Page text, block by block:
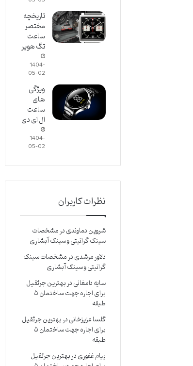
تاریخچه
مختصر
ساعت
تگ هویر
1404-
05-02
ویژگی
های
ساعت
ال ای دی
1404-
05-02
نظرات کاربران
شروین دماوندیدرمشخصات
سینک گرانیتی و سینک آبشاری
دلاور مرشدیدرمشخصات سینک
گرانیتی و سینک آبشاری
سایه دامغانیدربهترین جرثقیل
برای اجاره جهت ساختمان ۵
طبقه
گلسا عزیزخانیدربهترین جرثقیل
برای اجاره جهت ساختمان ۵
طبقه
پیام غفوریدربهترین جرثقیل